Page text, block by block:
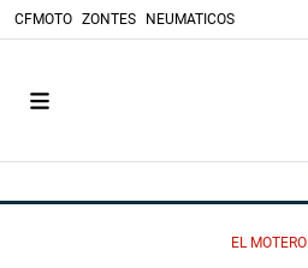
CFMOTO ZONTES NEUMATICOS
EL MOTERO